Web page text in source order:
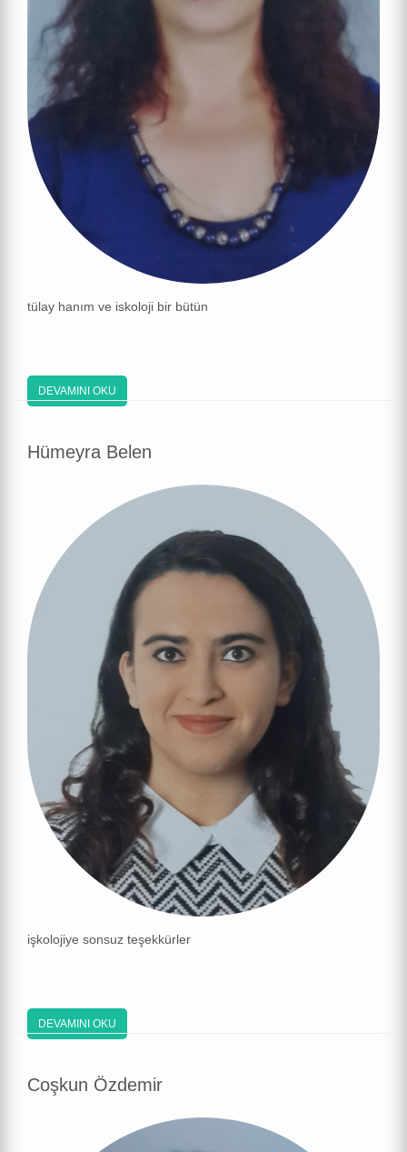
tülay hanım ve iskoloji bir bütün
DEVAMINI OKU
Hümeyra Belen
işkolojiye sonsuz teşekkürler
DEVAMINI OKU
Coşkun Özdemir